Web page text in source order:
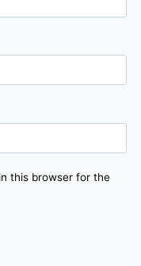
this browser for the